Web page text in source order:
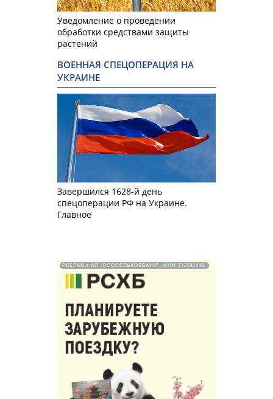
Уведомление о проведении
обработки средствами защиты
растений
ВОЕННАЯ СПЕЦОПЕРАЦИЯ НА
УКРАИНЕ
Завершился 1628-й день
спецоперации РФ на Украине.
Главное
РЕКЛАМА АО "РОССЕЛЬХОЗБАНК". ИНН 772511448.